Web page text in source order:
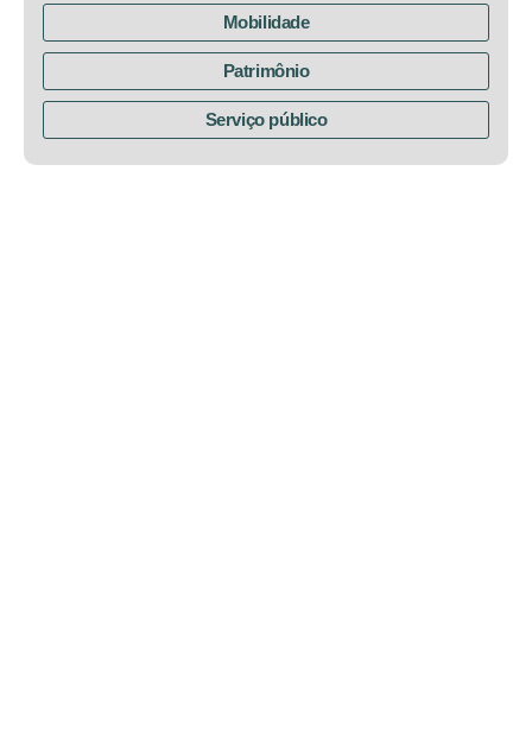
Mobilidade
Patrimônio
Serviço público